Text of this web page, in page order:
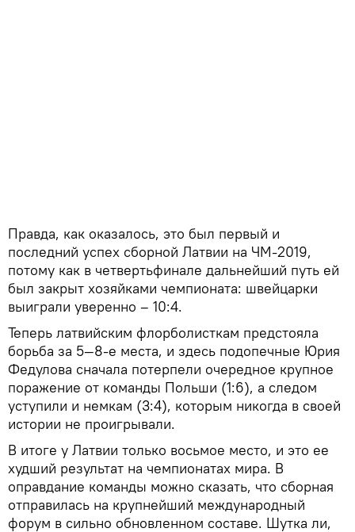
Правда, как оказалось, это был первый и
последний успех сборной Латвии на ЧМ-2019,
потому как в четвертьфинале дальнейший путь ей
был закрыт хозяйками чемпионата: швейцарки
выиграли уверенно – 10:4.
Теперь латвийским флорболисткам предстояла
борьба за 5—8-е места, и здесь подопечные Юрия
Федулова сначала потерпели очередное крупное
поражение от команды Польши (1:6), а следом
уступили и немкам (3:4), которым никогда в своей
истории не проигрывали.
В итоге у Латвии только восьмое место, и это ее
худший результат на чемпионатах мира. В
оправдание команды можно сказать, что сборная
отправилась на крупнейший международный
форум в сильно обновленном составе. Шутка ли,